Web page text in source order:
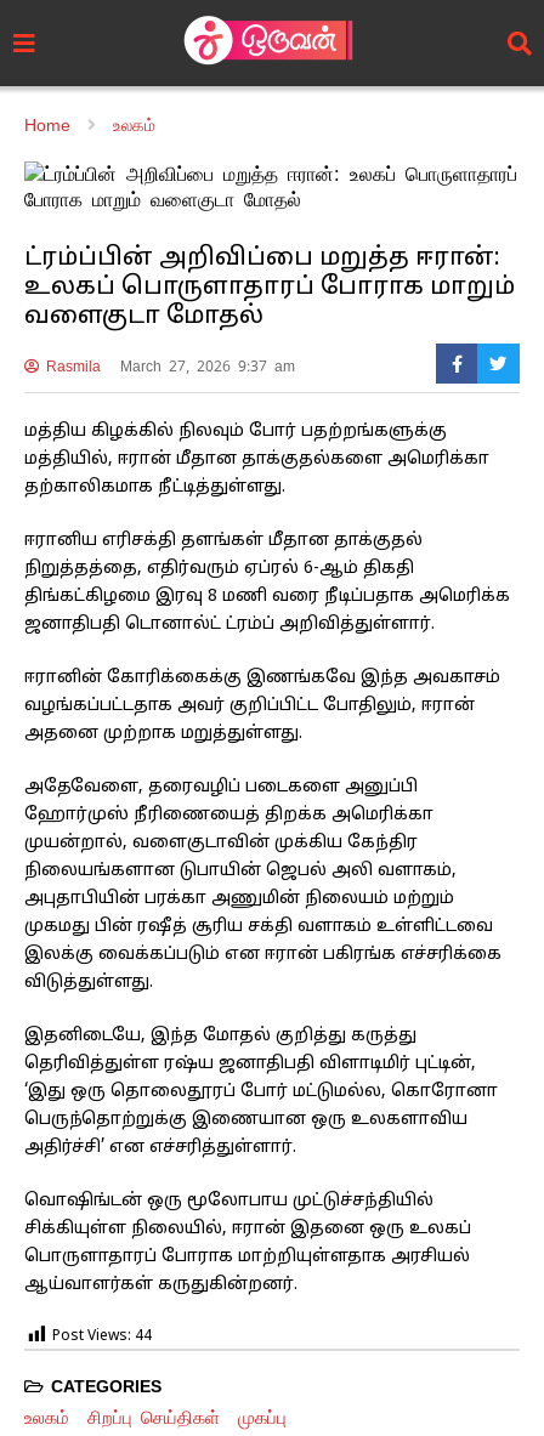
Home உலகம்
ட்ரம்ப்பின் அறிவிப்பை மறுத்த ஈரான்:
உலகப் பொருளாதாரப் போராக மாறும்
வளைகுடா மோதல்
Rasmila March 27, 2026 9:37 am
மத்திய கிழக்கில் நிலவும் போர் பதற்றங்களுக்கு
மத்தியில், ஈரான் மீதான தாக்குதல்களை அமெரிக்கா
தற்காலிகமாக நீட்டித்துள்ளது.
ஈரானிய எரிசக்தி தளங்கள் மீதான தாக்குதல்
நிறுத்தத்தை, எதிர்வரும் ஏப்ரல் 6-ஆம் திகதி
திங்கட்கிழமை இரவு 8 மணி வரை நீடிப்பதாக அமெரிக்க
ஜனாதிபதி டொனால்ட் ட்ரம்ப் அறிவித்துள்ளார்.
ஈரானின் கோரிக்கைக்கு இணங்கவே இந்த அவகாசம்
வழங்கப்பட்டதாக அவர் குறிப்பிட்ட போதிலும், ஈரான்
அதனை முற்றாக மறுத்துள்ளது.
அதேவேளை, தரைவழிப் படைகளை அனுப்பி
ஹோர்முஸ் நீரிணையைத் திறக்க அமெரிக்கா
முயன்றால், வளைகுடாவின் முக்கிய கேந்திர
நிலையங்களான டுபாயின் ஜெபல் அலி வளாகம்,
அபுதாபியின் பரக்கா அணுமின் நிலையம் மற்றும்
முகமது பின் ரஷீத் சூரிய சக்தி வளாகம் உள்ளிட்டவை
இலக்கு வைக்கப்படும் என ஈரான் பகிரங்க எச்சரிக்கை
விடுத்துள்ளது.
இதனிடையே, இந்த மோதல் குறித்து கருத்து
தெரிவித்துள்ள ரஷ்ய ஜனாதிபதி விளாடிமிர் புட்டின்,
‘இது ஒரு தொலைதூரப் போர் மட்டுமல்ல, கொரோனா
பெருந்தொற்றுக்கு இணையான ஒரு உலகளாவிய
அதிர்ச்சி’ என எச்சரித்துள்ளார்.
வொஷிங்டன் ஒரு மூலோபாய முட்டுச்சந்தியில்
சிக்கியுள்ள நிலையில், ஈரான் இதனை ஒரு உலகப்
பொருளாதாரப் போராக மாற்றியுள்ளதாக அரசியல்
ஆய்வாளர்கள் கருதுகின்றனர்.
Post Views: 44
CATEGORIES
உலகம் சிறப்பு செய்திகள் முகப்பு